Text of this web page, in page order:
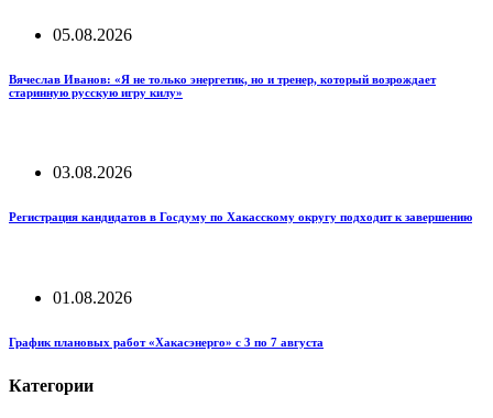
05.08.2026
Вячеслав Иванов: «Я не только энергетик, но и тренер, который возрождает
старинную русскую игру килу»
03.08.2026
Регистрация кандидатов в Госдуму по Хакасскому округу подходит к завершению
01.08.2026
График плановых работ «Хакасэнерго» с 3 по 7 августа
Категории